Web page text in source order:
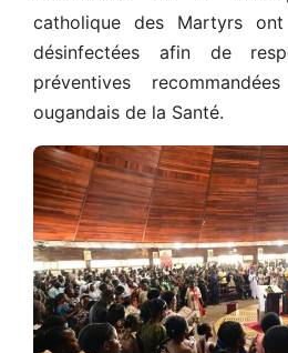
catholique des Martyrs ont
désinfectées afin de
préventives
ougandais de la Santé.